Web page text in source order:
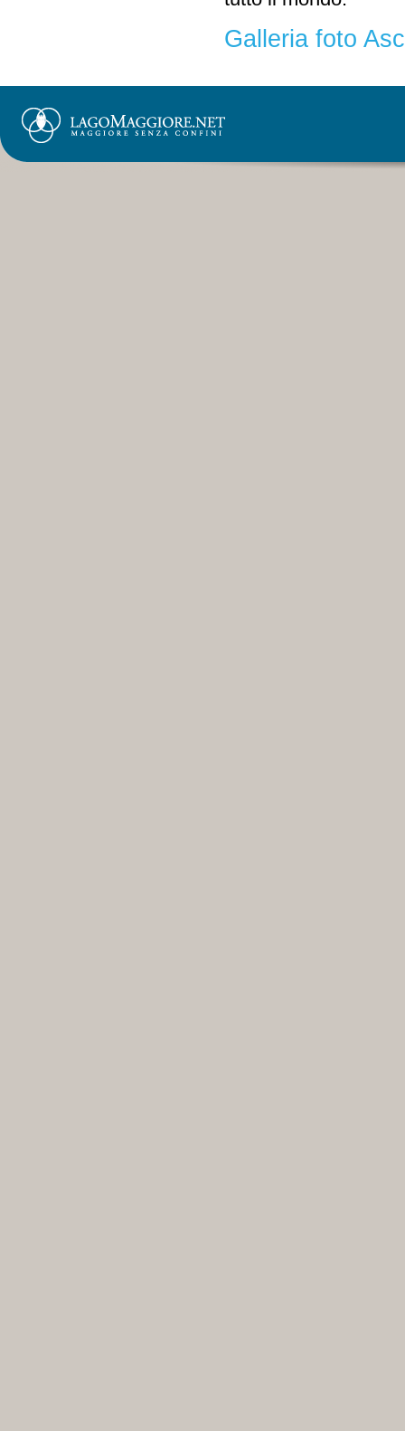
Galleria foto